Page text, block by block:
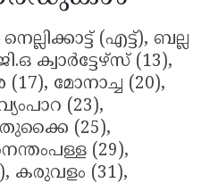
(എട്ട്), ബല്ല
ക്വാർട്ടേഴ്‌സ് (13),
(17), മോനാച്ച (20),
(23),
(25),
(29),
കരുവളം (31),